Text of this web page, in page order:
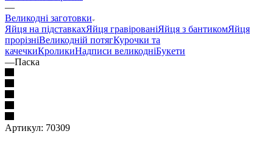
—
Великодні заготовки
Яйця на підставкахЯйця гравірованіЯйця з бантикомЯйця
прорізніВеликодній потягКурочки та
качечкиКроликиНадписи великодніБукети
—Паска
Артикул: 70309